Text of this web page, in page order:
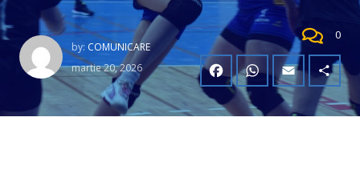
by: COMUNICARE
martie 20, 2026
0